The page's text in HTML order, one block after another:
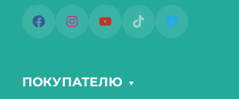
ПОКУПАТЕЛЮ